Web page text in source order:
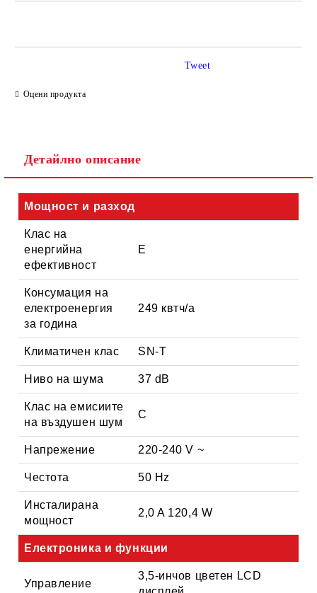
Ние ще се свържем с вас в рамките на работния ден.
Оцени продукта
Tweet
Детайлно описание
Мощност и разход
Клас на
енергийна
ефективност
E
Консумация на
електроенергия
за година
249 квтч/a
Климатичен клас SN-T
Ниво на шума 37 dB
Клас на емисиите
на въздушен шум
C
Напрежение 220-240 V ~
Честота 50 Hz
Инсталирана
мощност
2,0 A 120,4 W
Електроника и функции
Управление
3,5-инчов цветен LCD